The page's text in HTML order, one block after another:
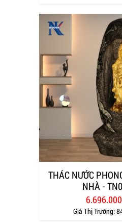
THÁC NƯỚC
NHÀ -
Giá Thị Trường: